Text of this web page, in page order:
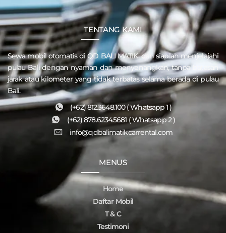
TENTANG KAMI
Sewa mobil otomatis di QD BALI MATIK, dan siaplah menjelajahi
pulauBalidengan nyaman dan menyenangkan, tanpa batasan
jarak atau kilometer yang tidak terbatas selama berada di pulau
Bali.
(+62) 812.3648.100 ( Whatsapp 1 )
(+62) 878.6234.5681 ( Whatsapp 2 )
info@qdbalimatikcarrental.com
MENUS
Home
Daftar Mobil
T & C
Testimoni